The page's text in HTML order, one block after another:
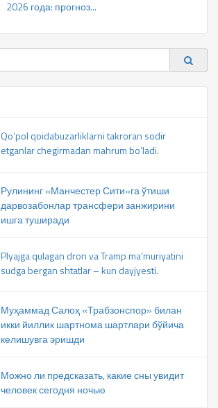
2026 года: прогноз...
Qo‘pol qoidabuzarliklarni takroran sodir
etganlar chegirmadan mahrum bo‘ladi.
Рулининг «Манчестер Сити»га ўтиши
дарвозабонлар трансфери занжирини
ишга туширади
Plyajga qulagan dron va Tramp ma’muriyatini
sudga bergan shtatlar – kun dayjyesti.
Муҳаммад Салоҳ «Трабзонспор» билан
икки йиллик шартнома шартлари бўйича
келишувга эришди
Можно ли предсказать, какие сны увидит
человек сегодня ночью